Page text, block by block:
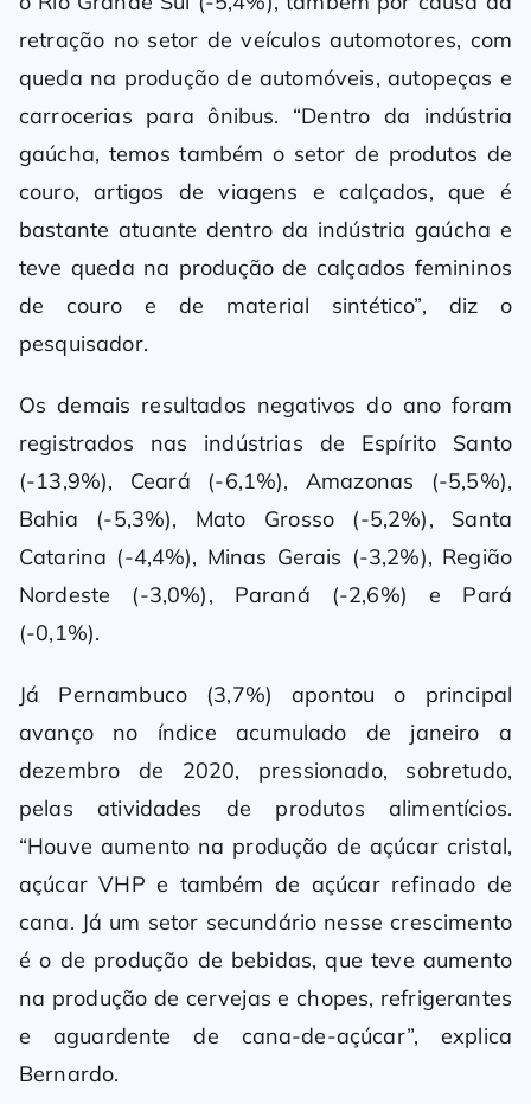
retração no setor de veículos automotores, com
queda na produção de automóveis, autopeças e
carrocerias para ônibus. “Dentro da indústria
gaúcha, temos também o setor de produtos de
couro, artigos de viagens e calçados, que é
bastante atuante dentro da indústria gaúcha e
teve queda na produção de calçados femininos
de couro e de material sintético”, diz o
pesquisador.
Os demais resultados negativos do ano foram
registrados nas indústrias de Espírito Santo
(-13,9%), Ceará (-6,1%), Amazonas (-5,5%),
Bahia (-5,3%), Mato Grosso (-5,2%), Santa
Catarina (-4,4%), Minas Gerais (-3,2%), Região
Nordeste (-3,0%), Paraná (-2,6%) e Pará
(-0,1%).
Já Pernambuco (3,7%) apontou o principal
avanço no índice acumulado de janeiro a
dezembro de 2020, pressionado, sobretudo,
pelas atividades de produtos alimentícios.
“Houve aumento na produção de açúcar cristal,
açúcar VHP e também de açúcar refinado de
cana. Já um setor secundário nesse crescimento
é o de produção de bebidas, que teve aumento
na produção de cervejas e chopes, refrigerantes
e aguardente de cana-de-açúcar”, explica
Bernardo.